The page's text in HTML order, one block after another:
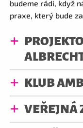
budeme rádi, když
praxe, který bude
KLUB
VEŘEJNÁ